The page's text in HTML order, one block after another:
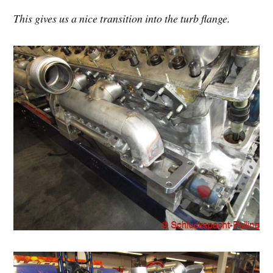
This gives us a nice transition into the turb flange.